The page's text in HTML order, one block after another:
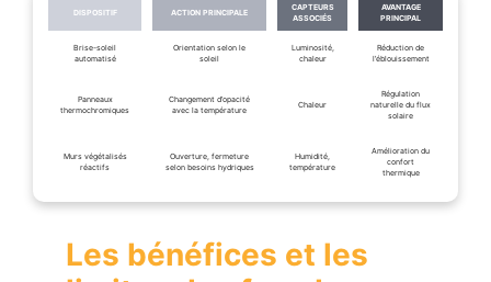
DISPOSITIF ACTION PRINCIPALE
CAPTEURS
ASSOCIÉS
AVANTAGE
PRINCIPAL
Brise-soleil
automatisé
Orientation selon le
soleil
Luminosité,
chaleur
Réduction de
l’éblouissement
Panneaux
thermochromiques
Changement d’opacité
avec la température
Chaleur
Régulation
naturelle du flux
solaire
Murs végétalisés
réactifs
Ouverture, fermeture
selon besoins hydriques
Humidité,
température
Amélioration du
confort
thermique
Les bénéfices et les